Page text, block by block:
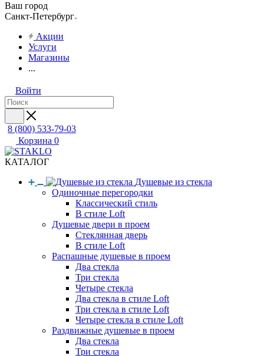
Ваш город
Санкт-Петербург
Акции
Услуги
Магазины
...
Войти
8 (800) 533-79-03
Корзина 0
КАТАЛОГ
Душевые из стекла
Одиночные перегородки
Классический стиль
В стиле Loft
Душевые двери в проем
Стеклянная дверь
В стиле Loft
Распашные душевые в проем
Два стекла
Три стекла
Четыре стекла
Два стекла в стиле Loft
Три стекла в стиле Loft
Четыре стекла в стиле Loft
Раздвижные душевые в проем
Два стекла
Три стекла